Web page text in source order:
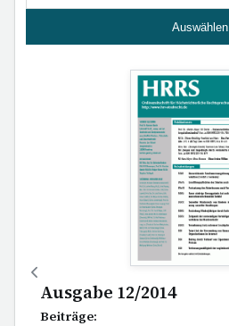
Auswählen
Ausgabe 12/2014
Beiträge: